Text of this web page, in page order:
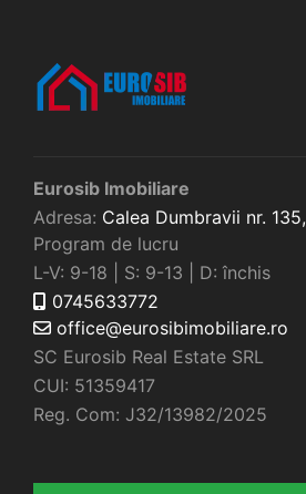
Eurosib Imobiliare
Adresa: Calea Dumbravii nr. 135,
Program de lucru
L-V: 9-18 | S: 9-13 | D: închis
0745633772
office@eurosibimobiliare.ro
SC Eurosib Real Estate SRL
CUI: 51359417
Reg. Com: J32/13982/2025